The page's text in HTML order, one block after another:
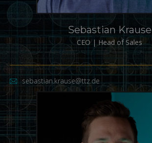
Sebastian Krause
CEO | Head of Sales
sebastian.krause@ttz.de